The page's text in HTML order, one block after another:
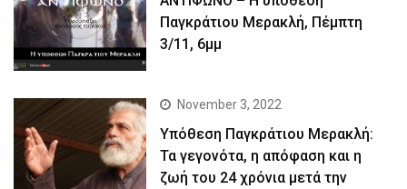
Παγκράτιου Μερακλή, Πέμπτη
3/11, 6μμ
November 3, 2022
Yπόθεση Παγκράτιου Μερακλή:
Τα γεγονότα, η απόφαση και η
ζωή του 24 χρόνια μετά την